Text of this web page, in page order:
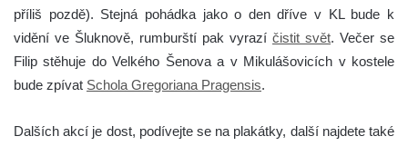
příliš pozdě). Stejná pohádka jako o den dříve v KL bude k
vidění ve Šluknově, rumburští pak vyrazí čistit svět. Večer se
Filip stěhuje do Velkého Šenova a v Mikulášovicích v kostele
bude zpívat Schola Gregoriana Pragensis.
Dalších akcí je dost, podívejte se na plakátky, další najdete také